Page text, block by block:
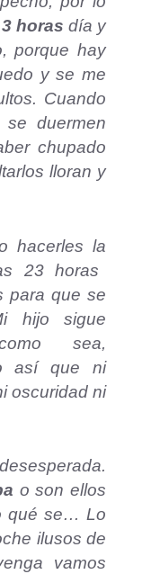
horas día y
porque hay
y se me
Cuando
duermen
chupado
lloran y
hacerles la
23 horas
para que se
hijo sigue
sea,
así que ni
oscuridad ni
o son ellos
qué se… Lo
ilusos de
vamos